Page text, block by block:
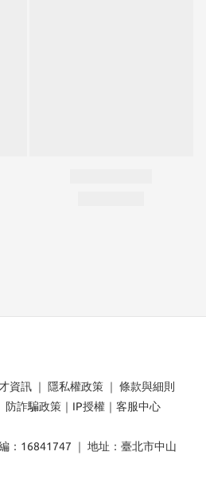
資訊 ｜ 隱私權政策 ｜ 條款與細則
防詐騙政策 ｜ IP授權 ｜ 客服中心
：16841747 ｜ 地址：臺北市中山